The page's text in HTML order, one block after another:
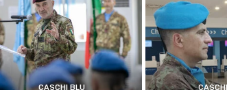
CASCHI BLU